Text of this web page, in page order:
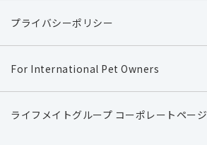
プライバシーポリシー
For International Pet Owners
ライフメイトグループ コーポレートページ